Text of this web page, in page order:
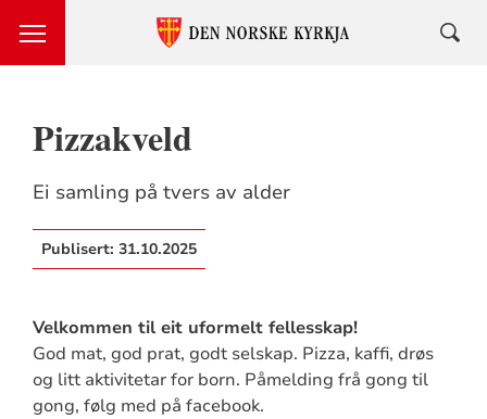
Pizzakveld
Ei samling på tvers av alder
Publisert: 31.10.2025
Velkommen til eit uformelt fellesskap!
God mat, god prat, godt selskap. Pizza, kaffi, drøs
og litt aktivitetar for born. Påmelding frå gong til
gong, følg med på facebook.